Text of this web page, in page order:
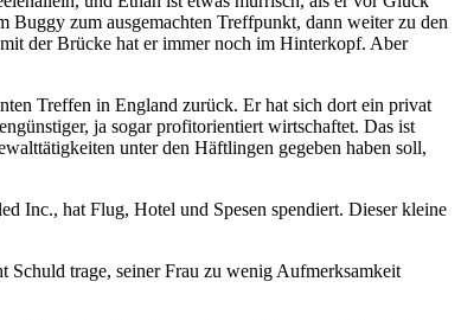
zum ausgemachten Treffpunkt, dann weiter zu den
der Brücke hat er immer noch im Hinterkopf. Aber
Treffen in England zurück. Er hat sich dort ein privat
ja sogar profitorientiert wirtschaftet. Das ist
unter den Häftlingen gegeben haben soll,
Inc., hat Flug, Hotel und Spesen spendiert. Dieser kleine
trage, seiner Frau zu wenig Aufmerksamkeit